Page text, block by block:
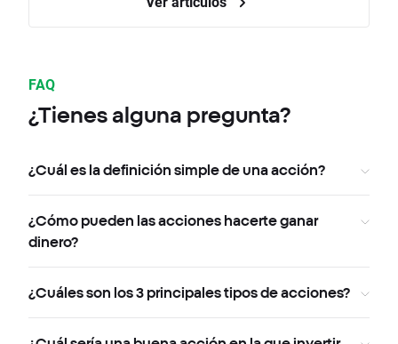
FAQ
¿Tienes alguna pregunta?
¿Cuál es la definición simple de una acción?
¿Cómo pueden las acciones hacerte ganar
dinero?
¿Cuáles son los 3 principales tipos de acciones?